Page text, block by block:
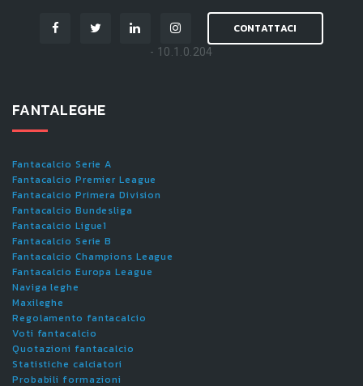
CONTATTACI
- 10.1.0.204
FANTALEGHE
Fantacalcio Serie A
Fantacalcio Premier League
Fantacalcio Primera Division
Fantacalcio Bundesliga
Fantacalcio Ligue1
Fantacalcio Serie B
Fantacalcio Champions League
Fantacalcio Europa League
Naviga leghe
Maxileghe
Regolamento fantacalcio
Voti fantacalcio
Quotazioni fantacalcio
Statistiche calciatori
Probabili formazioni